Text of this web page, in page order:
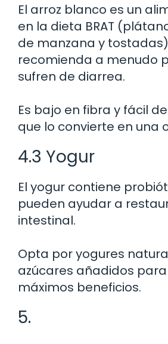
El arroz blanco es un
en la dieta BRAT
de manzana y
recomienda a menudo
sufren de diarrea.
Es bajo en fibra y fácil
que lo convierte en una
4.3 Yogur
El yogur contiene
pueden ayudar a
intestinal.
Opta por yogures
azúcares añadidos
máximos beneficios.
5.